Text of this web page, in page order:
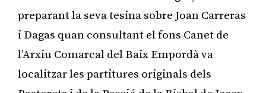
preparant la seva tesina sobre Joan Carreras
i Dagas quan consultant el fons Canet de
l’Arxiu Comarcal del Baix Empordà va
localitzar les partitures originals dels